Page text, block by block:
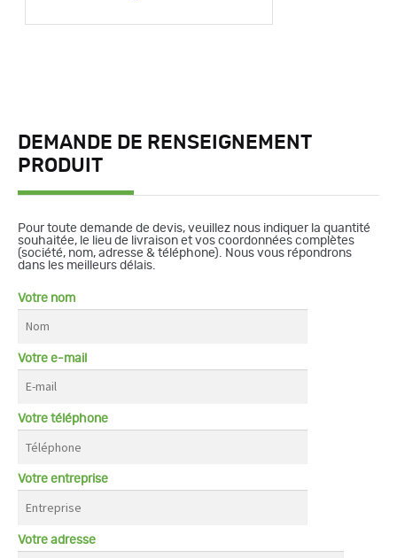
DEMANDE DE RENSEIGNEMENT
PRODUIT
Pour toute demande de devis, veuillez nous indiquer la quantité
souhaitée, le lieu de livraison et vos coordonnées complètes
(société, nom, adresse & téléphone). Nous vous répondrons
dans les meilleurs délais.
Votre nom
Votre e-mail
Votre téléphone
Votre entreprise
Votre adresse